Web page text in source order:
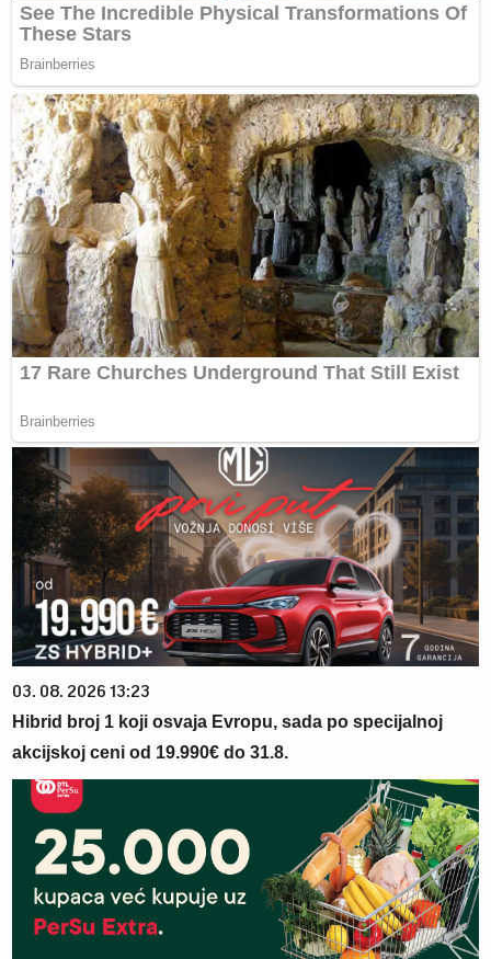
03. 08. 2026 13:23
Hibrid broj 1 koji osvaja Evropu, sada po specijalnoj
akcijskoj ceni od 19.990€ do 31.8.